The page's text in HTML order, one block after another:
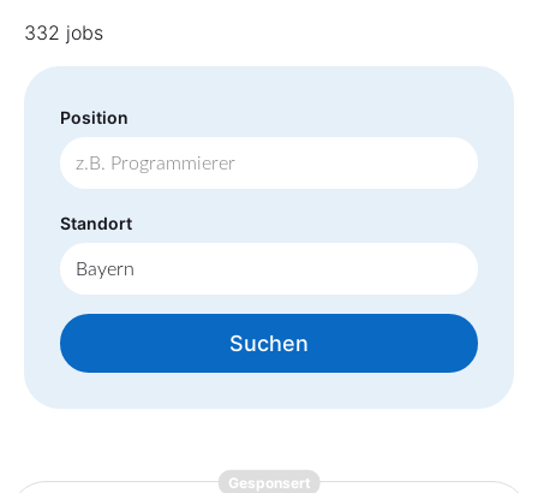
332 jobs
Position
Standort
Suchen
Gesponsert{prompt.job}